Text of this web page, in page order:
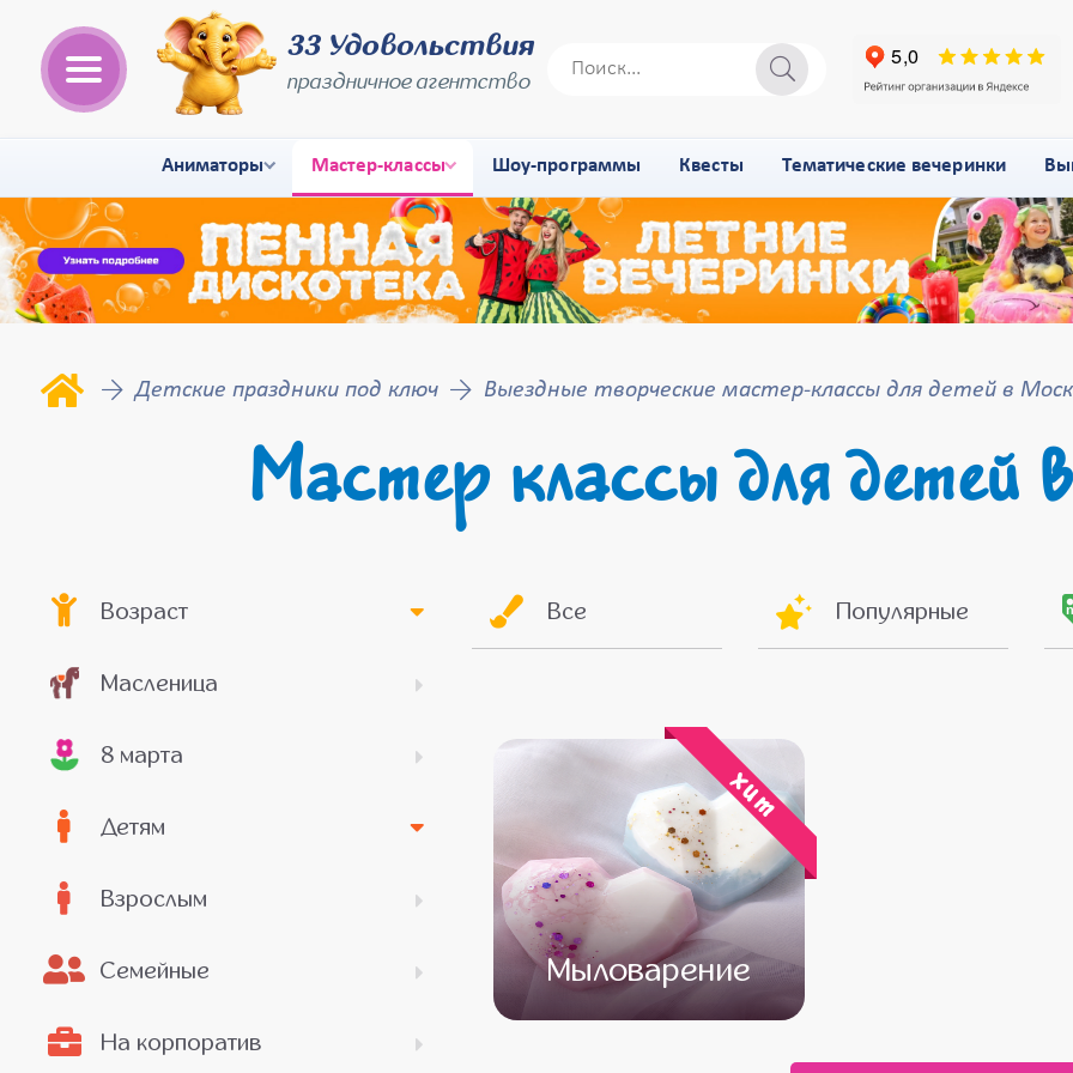
33 Удовольствия
праздничное агентство
Аниматоры Мастер-классы Шоу-программы Квесты Тематические вечеринки
Детские праздники под ключ Выездные творческие мастер-классы для детей в
Мастер классы для детей
Возраст
Масленица
8 марта
Детям
Взрослым
Семейные
На корпоратив
Все Популярные
Мыловарение
хит